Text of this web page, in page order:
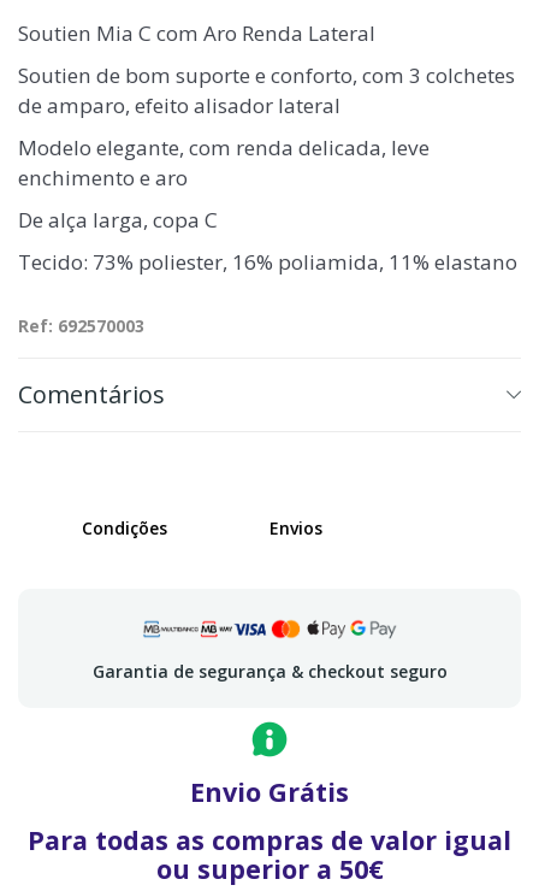
Soutien Mia C com Aro Renda Lateral
Soutien de bom suporte e conforto, com 3 colchetes
de amparo, efeito alisador lateral
Modelo elegante, com renda delicada, leve
enchimento e aro
De alça larga, copa C
Tecido: 73% poliester, 16% poliamida, 11% elastano
Ref: 692570003
Comentários
Condições Envios
Garantia de segurança & checkout seguro
Envio Grátis
Para todas as compras de valor igual
ou superior a 50€